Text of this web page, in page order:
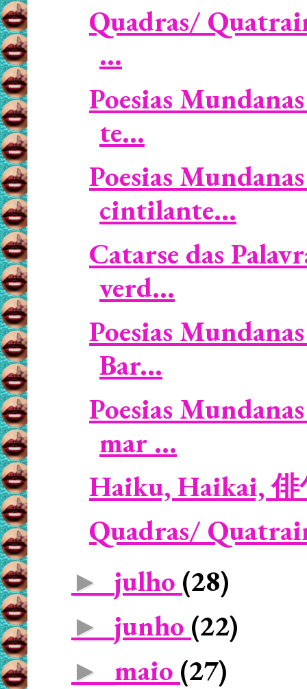
Quadras/
...
Poesias
te...
Poesias
cintilante...
Catarse das
verd...
Poesias
Bar...
Poesias
mar ...
Haiku, Haikai, 俳
Quadras/
► julho (28)
► junho (22)
► maio (27)